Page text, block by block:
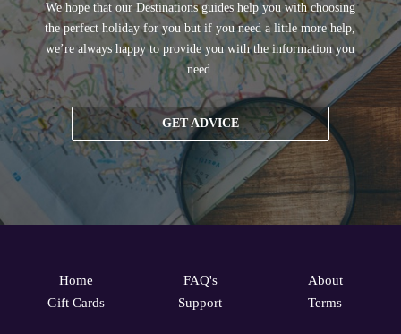
We hope that our Destinations guides help you with choosing
the perfect holiday for you but if you need a little more help,
we’re always happy to provide you with the information you
need.
GET ADVICE
Home
Gift Cards
FAQ's
Support
About
Terms